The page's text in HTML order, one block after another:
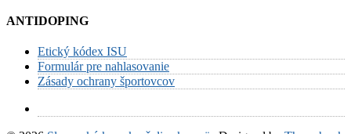
ANTIDOPING
Etický kódex ISU
Formulár pre nahlasovanie
Zásady ochrany športovcov